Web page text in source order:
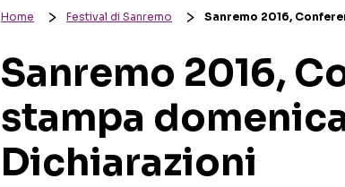
Home Festival di Sanremo Sanremo 2016,
Sanremo 2016,
stampa
Dichiarazioni